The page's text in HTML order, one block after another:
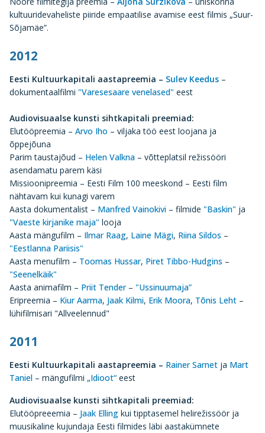
kultuuridevaheliste piiride empaatilise avamise eest filmis „Suur-
Sõjamäe”.
2012
Eesti Kultuurkapitali aastapreemia – Sulev Keedus –
dokumentaalfilmi "Varesesaare venelased" eest
Audiovisuaalse kunsti sihtkapitali preemiad:
Elutööpreemia – Arvo Iho – viljaka töö eest loojana ja
õppejõuna
Parim taustajõud – Helen Valkna – võtteplatsil režissööri
asendamatu parem käsi
Missioonipreemia – Eesti Film 100 meeskond – Eesti film
nähtavam kui kunagi varem
Aasta dokumentalist – Manfred Vainokivi – filmide "Baskin" ja
"Vaeste kirjanike maja" looja
Aasta mängufilm – Ilmar Raag, Laine Mägi, Riina Sildos –
"Eestlanna Pariisis"
Aasta menufilm – Toomas Hussar, Piret Tibbo-Hudgins –
"Seenelkäik"
Aasta animafilm – Priit Tender – "Ussinuumaja”
Eripreemia – Kiur Aarma, Jaak Kilmi, Erik Moora, Tõnis Leht –
lühifilmisari "Allveelennud"
2011
Eesti Kultuurkapitali aastapreemia – Rainer Sarnet ja Mart
Taniel – mängufilmi „Idioot“ eest
Audiovisuaalse kunsti sihtkapitali preemiad:
Elutööpreeemia – Jaak Elling kui tipptasemel helirežissöör ja
muusikaline kujundaja Eesti filmides läbi aastakümnete